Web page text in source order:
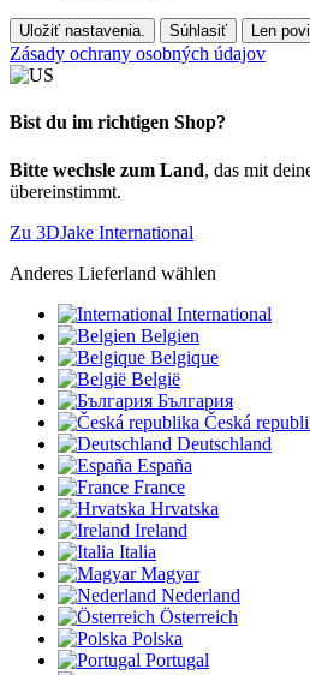
Uložiť nastavenia. Súhlasiť Len
Zásady ochrany osobných údajov
Bist du im richtigen Shop?
Bitte wechsle zum Land, das mit
übereinstimmt.
Zu 3DJake International
Anderes Lieferland wählen
International
Belgien
Belgique
België
България
Česká
Deutschland
España
France
Hrvatska
Ireland
Italia
Magyar
Nederland
Österreich
Polska
Portugal